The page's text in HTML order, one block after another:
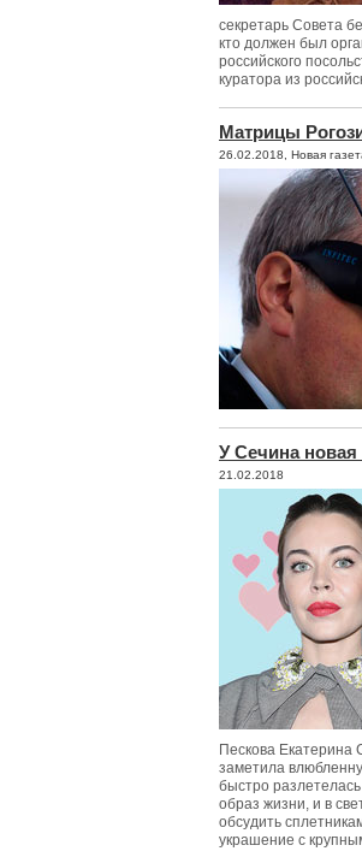
секретарь Совета
кто должен был
российского
куратора из
Матрицы
26.02.2018, Новая
У Сечина новая
21.02.2018
Пескова Екатерина
заметила
быстро
образ жизни, и в
обсудить
украшение с